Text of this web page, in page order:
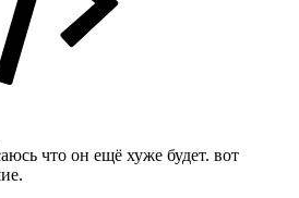
что он ещё хуже будет. вот